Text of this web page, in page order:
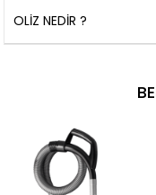
OLIZ NEDIR ?